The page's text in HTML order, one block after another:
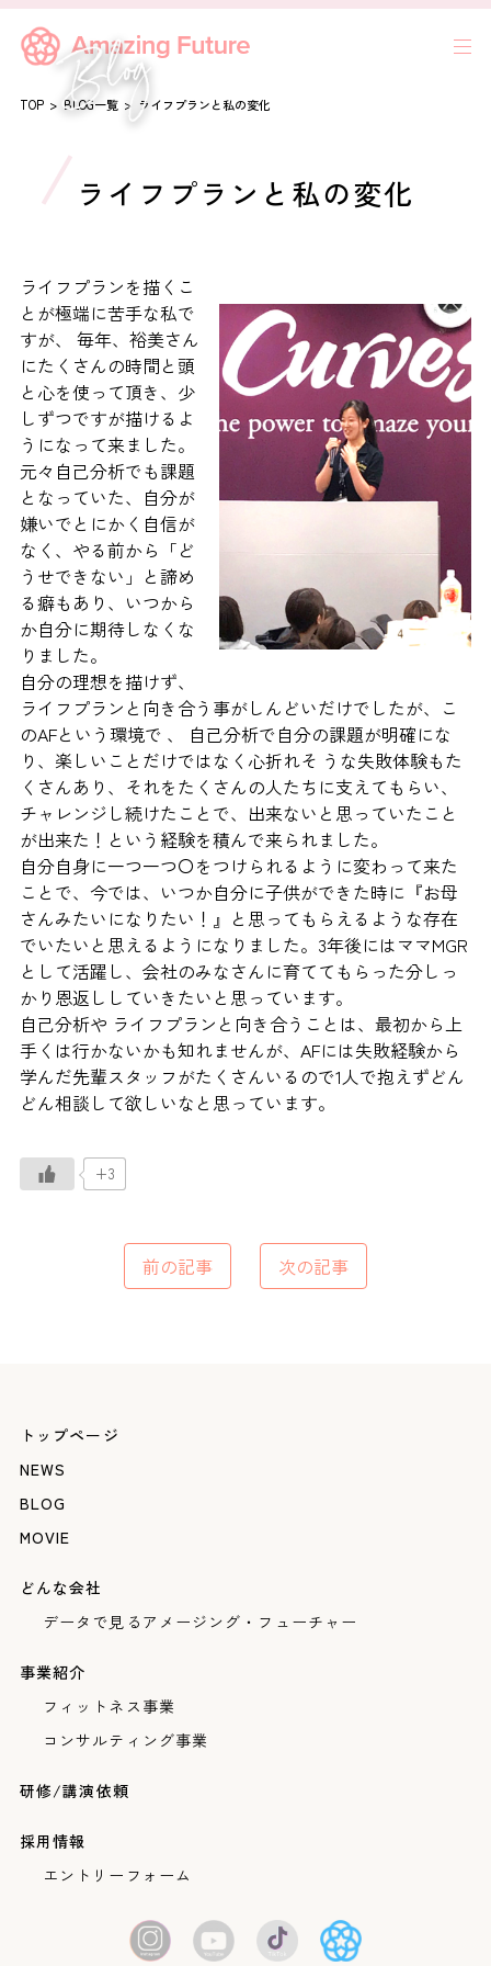
TOP BLOG一覧 ライフプランと私の変化
ライフプランと私の変化
ライフプランを描くこ
とが極端に苦手な私で
すが、 毎年、裕美さん
にたくさんの時間と頭
と心を使って頂き、少
しずつですが描けるよ
うになって来ました。
元々自己分析でも課題
となっていた、自分が
嫌いでとにかく自信が
なく、やる前から「ど
うせできない」と諦め
る癖もあり、いつから
か自分に期待しなくな
りました。
自分の理想を描けず、
ライフプランと向き合う事がしんどいだけでしたが、こ
のAFという環境で 、 自己分析で自分の課題が明確にな
り、楽しいことだけではなく心折れそ うな失敗体験もた
くさんあり、それをたくさんの人たちに支えてもらい、
チャレンジし続けたことで、出来ないと思っていたこと
が出来た！という経験を積んで来られました。
自分自身に一つ一つ〇をつけられるように変わって来た
ことで、今では、いつか自分に子供ができた時に『お母
さんみたいになりたい！』と思ってもらえるような存在
でいたいと思えるようになりました。3年後にはママMGR
として活躍し、会社のみなさんに育ててもらった分しっ
かり恩返ししていきたいと思っています。
自己分析や ライフプランと向き合うことは、最初から上
手くは行かないかも知れませんが、AFには失敗経験から
学んだ先輩スタッフがたくさんいるので1人で抱えずどん
どん相談して欲しいなと思っています。
+3
前の記事 次の記事
トップページ
NEWS
BLOG
MOVIE
どんな会社
データで見るアメージング・フューチャー
事業紹介
フィットネス事業
コンサルティング事業
研修/講演依頼
採用情報
エントリーフォーム